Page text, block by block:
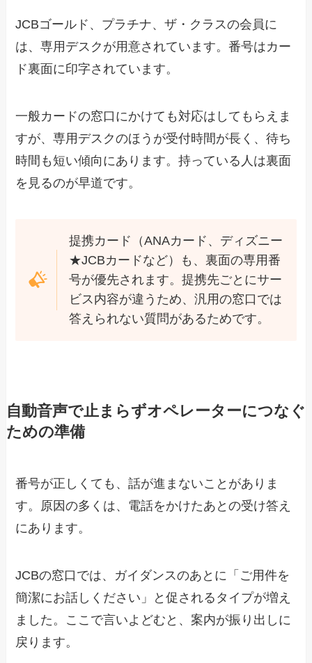
JCBゴールド、プラチナ、ザ・クラスの会員に
は、専用デスクが用意されています。番号はカー
ド裏面に印字されています。
一般カードの窓口にかけても対応はしてもらえま
すが、専用デスクのほうが受付時間が長く、待ち
時間も短い傾向にあります。持っている人は裏面
を見るのが早道です。
提携カード（ANAカード、ディズニー
★JCBカードなど）も、裏面の専用番
号が優先されます。提携先ごとにサー
ビス内容が違うため、汎用の窓口では
答えられない質問があるためです。
自動音声で止まらずオペレーターにつなぐ
ための準備
番号が正しくても、話が進まないことがありま
す。原因の多くは、電話をかけたあとの受け答え
にあります。
JCBの窓口では、ガイダンスのあとに「ご用件を
簡潔にお話しください」と促されるタイプが増え
ました。ここで言いよどむと、案内が振り出しに
戻ります。